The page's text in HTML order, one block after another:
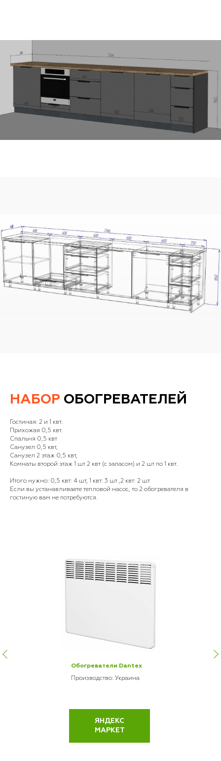
НАБОР ОБОГРЕВАТЕЛЕЙ
Гостиная: 2 и 1 квт.
Прихожая 0,5 квт.
Спальня 0,5 квт
Санузел 0,5 квт,
Санузел 2 этаж 0,5 квт,
Комнаты второй этаж 1 шт 2 квт (с запасом) и 2 шт по 1 квт.
Итого нужно: 0,5 квт: 4 шт, 1 квт: 3 шт ,2 квт: 2 шт
Если вы устанавливаете тепловой насос, то 2 обогревателя в
гостиную вам не потребуются.
Обогреватели Dantex
Производство: Украина
ЯНДЕКС
МАРКЕТ